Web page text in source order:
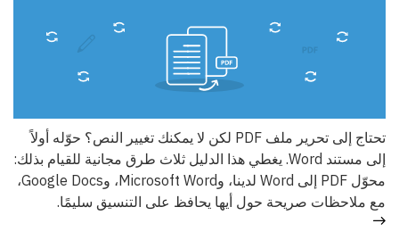
تحتاج إلى تحرير ملف PDF لكن لا يمكنك تغيير النص؟ حوّله أولاً
إلى مستند Word. يغطي هذا الدليل ثلاث طرق مجانية للقيام بذلك:
محوّل PDF إلى Word لدينا، وMicrosoft Word، وGoogle Docs،
مع ملاحظات صريحة حول أيها يحافظ على التنسيق سليمًا.